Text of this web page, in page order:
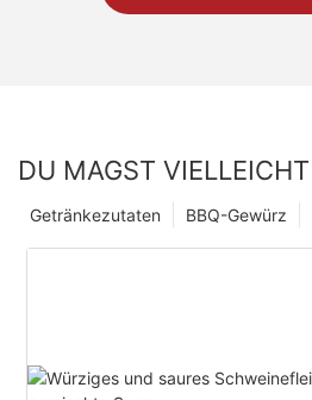
DU MAGST VIELLEICHT
BBQ-Gewürz
Getränkezutaten